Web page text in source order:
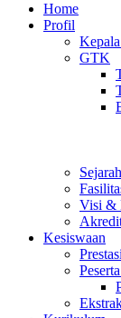
Home
Profil
GTK
Sejarah
Visi &
Kesiswaan
Prestasi